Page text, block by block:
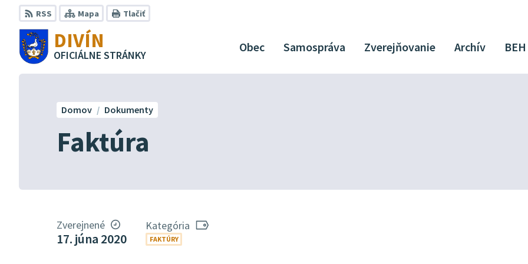
Preskočiť
na
obsah
RSS Mapa Tlačiť
DIVÍN
OFICIÁLNE STRÁNKY
Obec Samospráva Zverejňovanie Archív BEH
Faktúra
Domov Dokumenty
Zverejnené
17. júna 2020
Kategória
FAKTÚRY